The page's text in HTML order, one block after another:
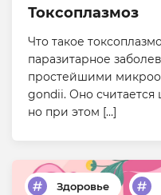
Токсоплазмоз
Что такое
паразитарное
простейшими
gondii. Оно
но при этом […]
Здоровье